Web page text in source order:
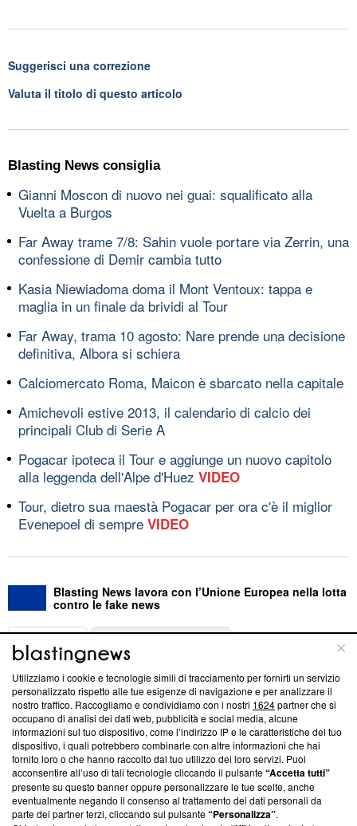
Suggerisci una correzione
Valuta il titolo di questo articolo
Blasting News consiglia
Gianni Moscon di nuovo nei guai: squalificato alla
Vuelta a Burgos
Far Away trame 7/8: Sahin vuole portare via Zerrin, una
confessione di Demir cambia tutto
Kasia Niewiadoma doma il Mont Ventoux: tappa e
maglia in un finale da brividi al Tour
Far Away, trama 10 agosto: Nare prende una decisione
definitiva, Albora si schiera
Calciomercato Roma, Maicon è sbarcato nella capitale
Amichevoli estive 2013, il calendario di calcio dei
principali Club di Serie A
Pogacar ipoteca il Tour e aggiunge un nuovo capitolo
alla leggenda dell'Alpe d'Huez VIDEO
Tour, dietro sua maestà Pogacar per ora c'è il miglior
Evenepoel di sempre VIDEO
Blasting News lavora con l’Unione Europea nella lotta
contro le fake news
ABOUT
Questa sezione offre informazioni trasparenti su Blasting
News, sui nostri processi editoriali e su come ci impegniamo a
creare news di qualità. Inoltre, afferma la nostra aderenza a
‘Trust Project - News with Integrity’Blasting News non è
ancora membro del programma, ma ha richiesto di farne
parte; Trust Project non ha ancora effettuato una verifica di
conformità agli standard.
Su di noi
Utilizziamo i cookie e tecnologie simili di tracciamento per fornirti un servizio
personalizzato rispetto alle tue esigenze di navigazione e per analizzare il
nostro traffico. Raccogliamo e condividiamo con i nostri 1624partner che si
occupano di analisi dei dati web, pubblicità e social media, alcune
informazioni sul tuo dispositivo, come l’indirizzo IP e le caratteristiche del tuo
dispositivo, i quali potrebbero combinarle con altre informazioni che hai
fornito loro o che hanno raccolto dal tuo utilizzo dei loro servizi. Puoi
acconsentire all’uso di tali tecnologie cliccando il pulsante“Accetta tutti”
presente su questo banner oppure personalizzare le tue scelte, anche
eventualmente negando il consenso al trattamento dei dati personali da
parte dei partner terzi, cliccando sul pulsante“Personalizza”.